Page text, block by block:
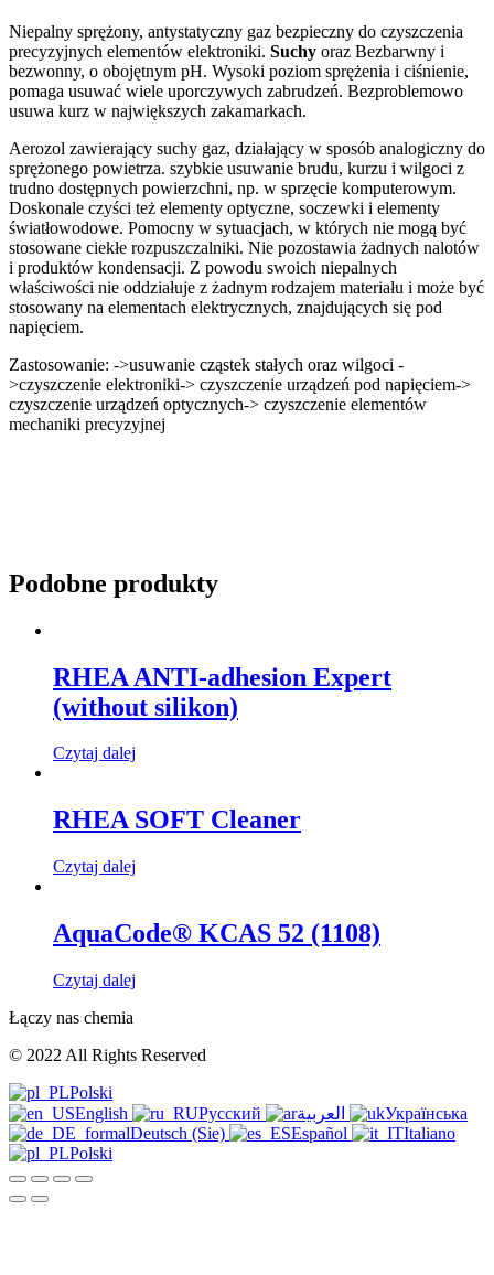
Niepalny sprężony, antystatyczny gaz bezpieczny do czyszczenia
precyzyjnych elementów elektroniki. Suchy oraz Bezbarwny i
bezwonny, o obojętnym pH. Wysoki poziom sprężenia i ciśnienie,
pomaga usuwać wiele uporczywych zabrudzeń. Bezproblemowo
usuwa kurz w największych zakamarkach.
Aerozol zawierający suchy gaz, działający w sposób analogiczny do
sprężonego powietrza. szybkie usuwanie brudu, kurzu i wilgoci z
trudno dostępnych powierzchni, np. w sprzęcie komputerowym.
Doskonale czyści też elementy optyczne, soczewki i elementy
światłowodowe. Pomocny w sytuacjach, w których nie mogą być
stosowane ciekłe rozpuszczalniki. Nie pozostawia żadnych nalotów
i produktów kondensacji. Z powodu swoich niepalnych
właściwości nie oddziałuje z żadnym rodzajem materiału i może być
stosowany na elementach elektrycznych, znajdujących się pod
napięciem.
Zastosowanie: ->usuwanie cząstek stałych oraz wilgoci -
>czyszczenie elektroniki-> czyszczenie urządzeń pod napięciem->
czyszczenie urządzeń optycznych-> czyszczenie elementów
mechaniki precyzyjnej
Podobne produkty
RHEA ANTI-adhesion Expert
(without silikon)
Czytaj dalej
RHEA SOFT Cleaner
Czytaj dalej
AquaCode® KCAS 52 (1108)
Czytaj dalej
Łączy nas chemia
© 2022 All Rights Reserved
Polski
English
Русский
Українська
Deutsch (Sie)
Español
Italiano
Polski